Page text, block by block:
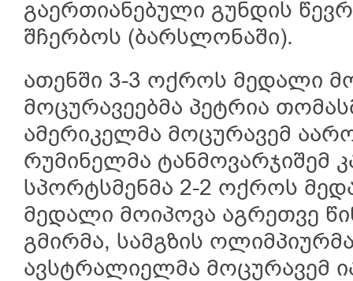
გაერთიანებული გუნდის
შჩერბოს (ბარსლონაში).
ათენში 3-3 ოქროს მედალი
მოცურავეებმა პეტრია
ამერიკელმა მოცურავემ
რუმინელმა ტანმოვარჯიშემ
სპორტსმენმა 2-2 ოქროს
მედალი მოიპოვა აგრეთვე
გმირმა, სამგზის
ავსტრალიელმა მოცურავემ